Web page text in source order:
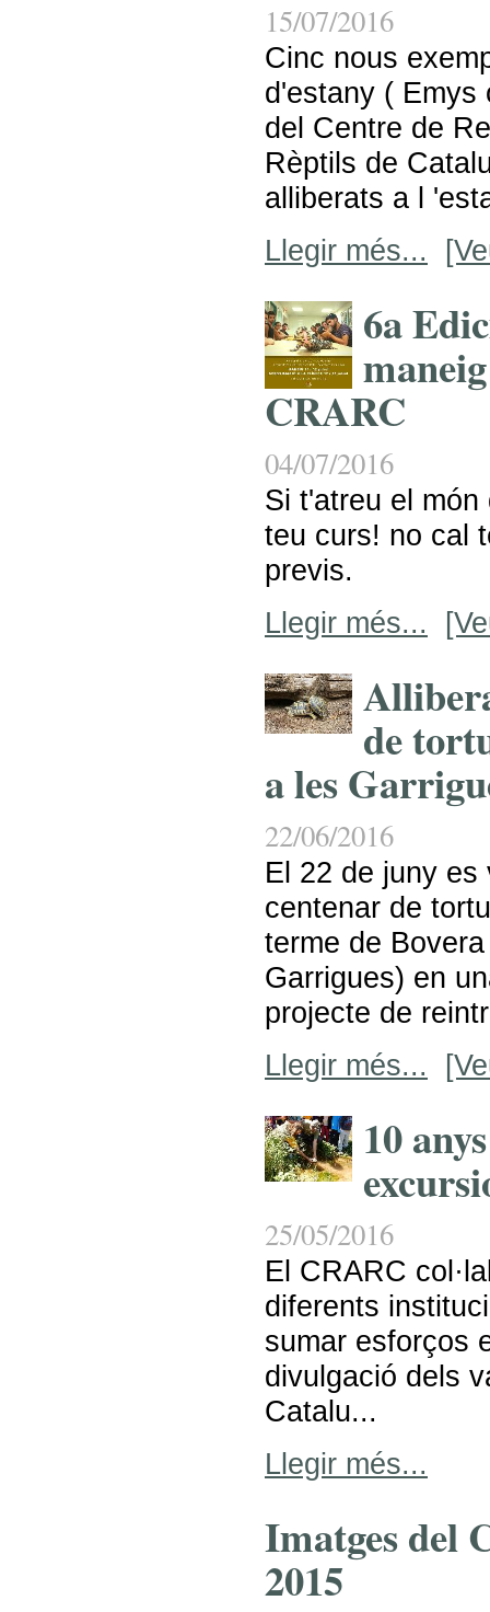
15/07/2016
Cinc nous
d'estany ( Emys
del Centre de
Rèptils de
alliberats a l
Llegir més...
6a
CRARC
04/07/2016
Si t'atreu el
teu curs! no cal
previs.
Llegir més...
de
a les
22/06/2016
El 22 de juny es
centenar de
terme de
Garrigues) en
projecte de
Llegir més...
10
25/05/2016
El CRARC
diferents
sumar esforços
divulgació dels
Catalu...
Llegir més...
Imatges del
2015